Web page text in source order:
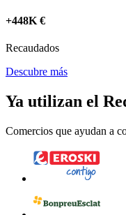
+448K €
Recaudados
Descubre más
Ya utilizan el
Comercios que ayudan a